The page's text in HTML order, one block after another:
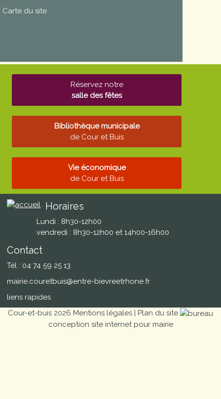
Carte du site
Réservez notre
salle des fêtes
Bibliothèque municipale
de Cour et Buis
Vie économique
de Cour et Buis
Horaires
Lundi : 8h30-12h00
vendredi : 8h30-12h00 et 14h00-16h00
Contact
Tél : 04 74 59 25 13
mairie.couretbuis@entre-bievreetrhone.fr
liens rapides
Cour-et-buis 2026 Mentions légales | Plan du site
conception site internet pour mairie